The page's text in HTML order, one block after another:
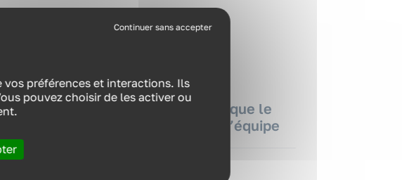
PODCASTS
Management d’équipe : ce que le
football révèle du travail d’équipe
préférences et interactions. Ils
pouvez choisir de les activer ou